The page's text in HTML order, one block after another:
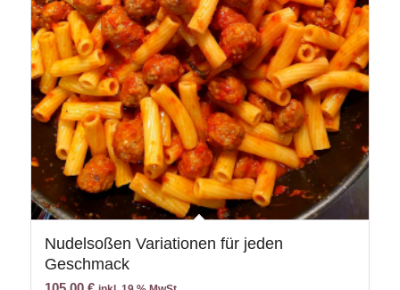
Nudelsoßen Variationen für jeden
Geschmack